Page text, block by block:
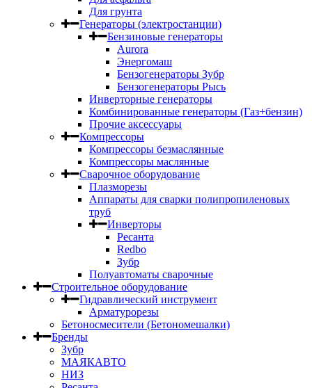
Для грунта
Генераторы (электростанции)
Бензиновые генераторы
Aurora
Энергомаш
Бензогенераторы Зубр
Бензогенераторы Рысь
Инверторные генераторы
Комбинированные генераторы (Газ+бензин)
Прочие аксессуары
Компрессоры
Компрессоры безмаслянные
Компрессоры маслянные
Сварочное оборудование
Плазморезы
Аппараты для сварки полипропиленовых
труб
Инверторы
Ресанта
Redbo
Зубр
Полуавтоматы сварочные
Строительное оборудование
Гидравлический инструмент
Арматурорезы
Бетоносмесители (Бетономешалки)
Бренды
Зубр
МАЯКАВТО
НИЗ